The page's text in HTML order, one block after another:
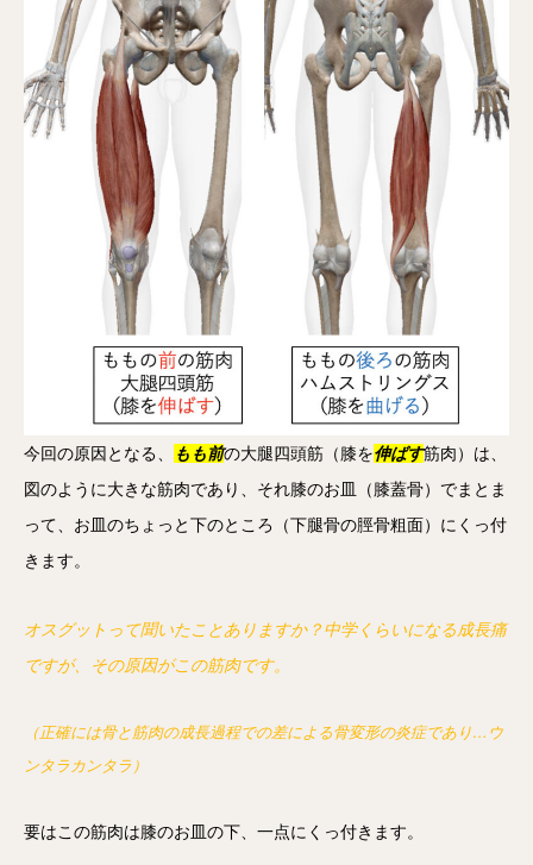
今回の原因となる、 もも前の大腿四頭筋（膝を伸ばす筋肉）は、
図のように大きな筋肉であり、それ膝のお皿（膝蓋骨）でまとま
って、お皿のちょっと下のところ（下腿骨の脛骨粗面）にくっ付
きます。
オスグットって聞いたことありますか？中学くらいになる成長痛
ですが、その原因がこの筋肉です。
（正確には骨と筋肉の成長過程での差による骨変形の炎症であり…ウ
ンタラカンタラ）
要はこの筋肉は膝のお皿の下、一点にくっ付きます。